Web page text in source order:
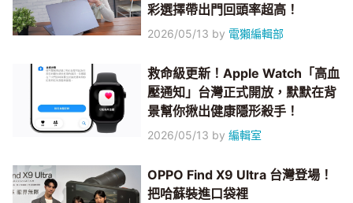
彩選擇帶出門回頭率超高！
2026/05/13 by 電獺編輯部
救命級更新！Apple Watch「高血
壓通知」台灣正式開放，默默在背
景幫你揪出健康隱形殺手！
2026/05/13 by編輯室
OPPO Find X9 Ultra 台灣登場！
把哈蘇裝進口袋裡